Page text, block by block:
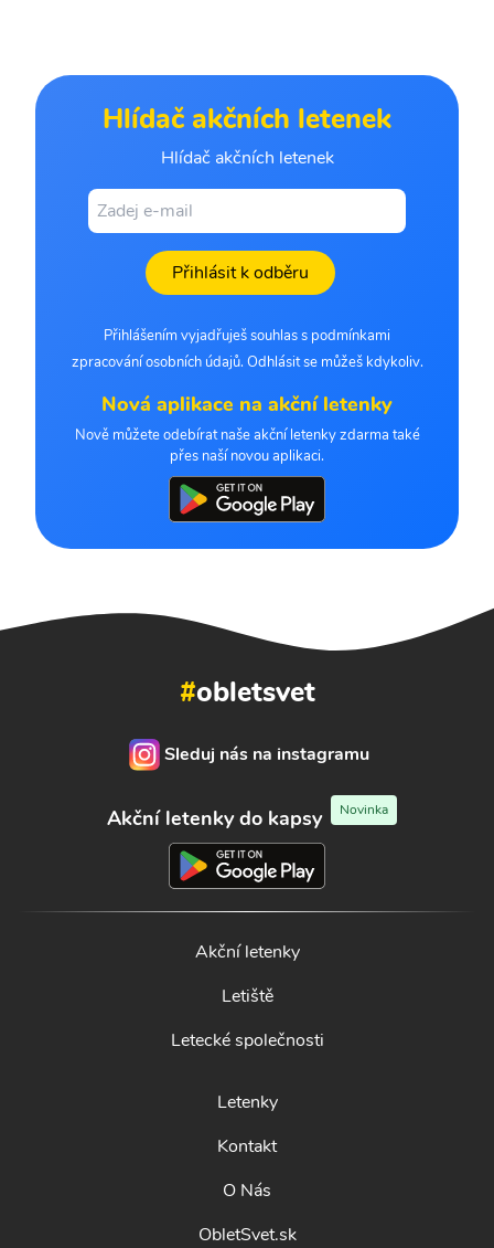
Hlídač akčních letenek
Hlídač akčních letenek
Přihlásit k odběru
Přihlášením vyjadřuješ souhlas s podmínkami
zpracování osobních údajů. Odhlásit se můžeš kdykoliv.
Nová aplikace na akční letenky
Nově můžete odebírat naše akční letenky zdarma také
přes naší novou aplikaci.
#obletsvet
Sleduj nás na instagramu
Akční letenky do kapsy Novinka
Akční letenky
Letiště
Letecké společnosti
Letenky
Kontakt
O Nás
ObletSvet.sk